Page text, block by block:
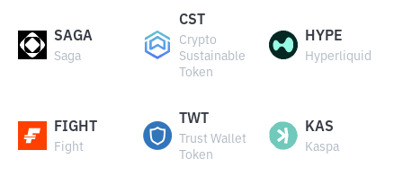
SAGA
Saga
CST
Crypto
Sustainable
Token
HYPE
Hyperliquid
FIGHT
Fight
TWT
Trust Wallet
Token
KAS
Kaspa